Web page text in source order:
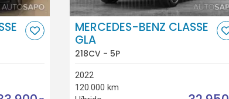
MERCEDES-BENZ CLASSE
GLA
218CV - 5P
2022
120.000 km